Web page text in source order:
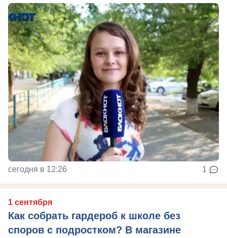
сегодня в 12:26 1
1 сентября
Как собрать гардероб к школе без
споров с подростком? В магазине